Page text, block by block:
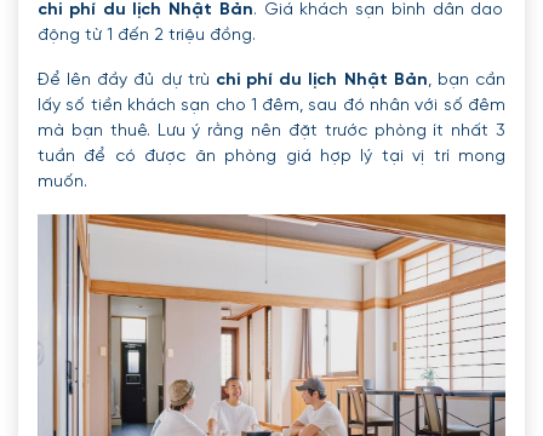
chi phí du lịch Nhật Bản. Giá khách sạn bình dân dao
động từ 1 đến 2 triệu đồng.
Để lên đầy đủ dự trù chi phí du lịch Nhật Bản, bạn cần
lấy số tiền khách sạn cho 1 đêm, sau đó nhân với số đêm
mà bạn thuê. Lưu ý rằng nên đặt trước phòng ít nhất 3
tuần để có được ăn phòng giá hợp lý tại vị trí mong
muốn.